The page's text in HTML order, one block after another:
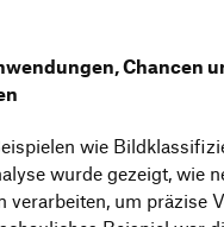
Chancen
wie
wurde gezeigt, wie
verar­beiten, um präzise